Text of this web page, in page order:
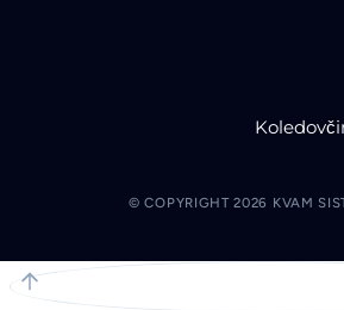
© COPYRIGHT 2026 KVAM